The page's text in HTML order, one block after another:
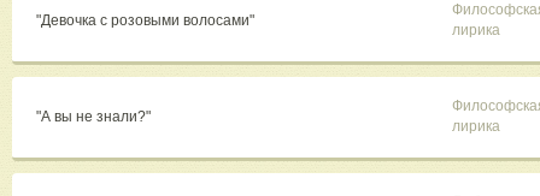
"Девочка с розовыми волосами"
лирика
"А вы не знали?"
лирика